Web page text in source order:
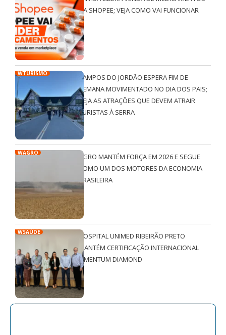
NA SHOPEE; VEJA COMO VAI FUNCIONAR
WTURISMO
CAMPOS DO JORDÃO ESPERA FIM DE
SEMANA MOVIMENTADO NO DIA DOS PAIS;
VEJA AS ATRAÇÕES QUE DEVEM ATRAIR
TURISTAS À SERRA
WAGRO
AGRO MANTÉM FORÇA EM 2026 E SEGUE
COMO UM DOS MOTORES DA ECONOMIA
BRASILEIRA
WSAÚDE
HOSPITAL UNIMED RIBEIRÃO PRETO
MANTÉM CERTIFICAÇÃO INTERNACIONAL
QMENTUM DIAMOND